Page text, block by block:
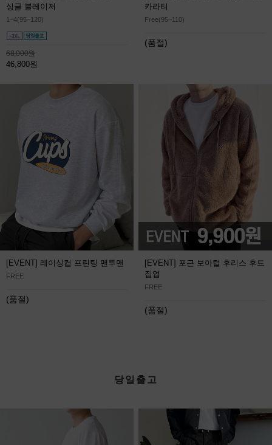
싱글 블레이저
1~4(95~120)
68,000원
46,800원
카라티
Free(95~110)
(품절)
[EVENT] 레이싱컵 프린팅 맨투맨
FREE
(품절)
[EVENT] 포근 보아털 후리스 후드
집업
FREE
(품절)
당일출고